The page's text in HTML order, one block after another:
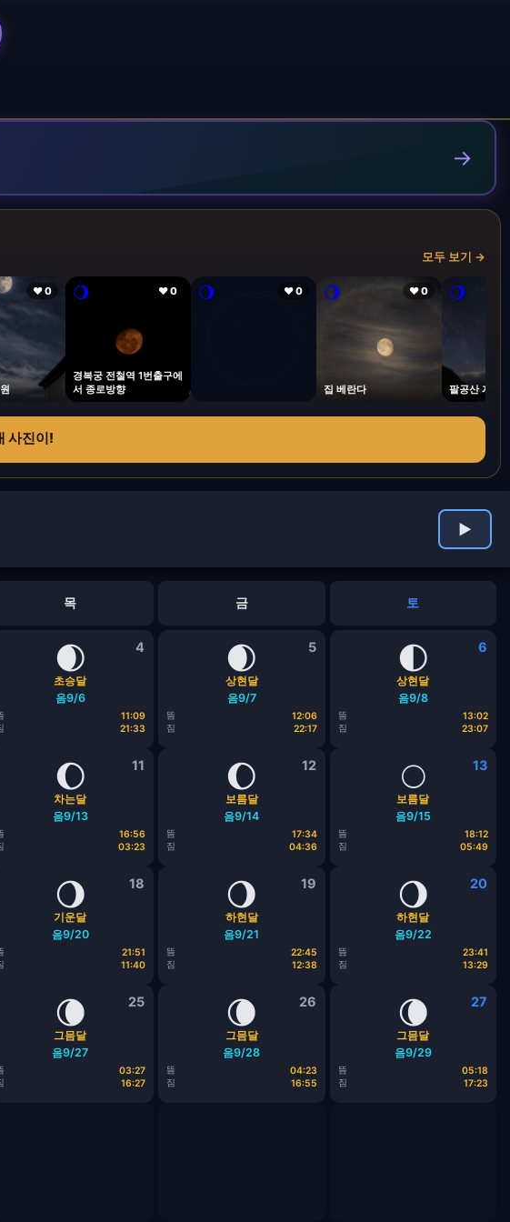
→
모두 보기 →
❤ 0 🌖 ❤ 0
경복궁 전철역 1번출구에
서 종로방향
🌖 ❤ 0 🌖 ❤ 0
집 베란다
🌖
팔공산 자락
사진이!
▶
목 금 토
4
🌒
초승달
음9/6
11:09
21:33
5
🌒
상현달
음9/7
뜸
12:06
짐
22:17
6
🌓
상현달
음9/8
뜸
13:02
짐
23:07
11
🌔
차는달
음9/13
16:56
03:23
12
🌔
보름달
음9/14
뜸
17:34
짐
04:36
13
🌕
보름달
음9/15
뜸
18:12
짐
05:49
18
🌖
기운달
음9/20
21:51
11:40
19
🌖
하현달
음9/21
뜸
22:45
짐
12:38
20
🌖
하현달
음9/22
뜸
23:41
짐
13:29
25
🌘
그믐달
음9/27
03:27
16:27
26
🌘
그믐달
음9/28
뜸
04:23
짐
16:55
27
🌘
그믐달
음9/29
뜸
05:18
짐
17:23